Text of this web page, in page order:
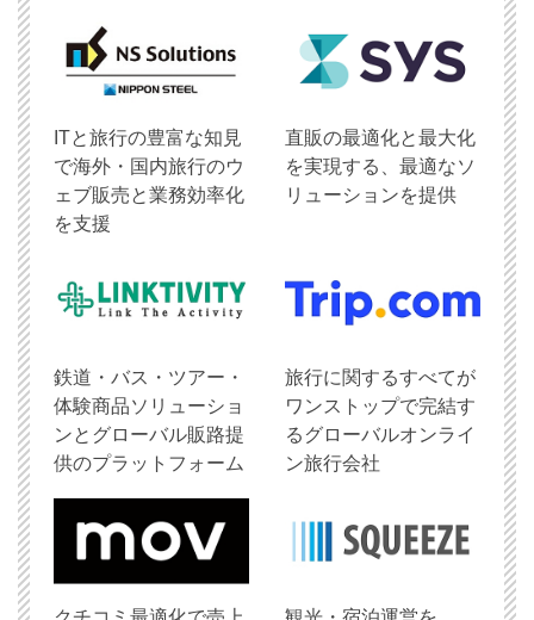
ITと旅行の豊富な知見
で海外・国内旅行のウ
ェブ販売と業務効率化
を支援
直販の最適化と最大化
を実現する、最適なソ
リューションを提供
鉄道・バス・ツアー・
体験商品ソリューショ
ンとグローバル販路提
供のプラットフォーム
旅行に関するすべてが
ワンストップで完結す
るグローバルオンライ
ン旅行会社